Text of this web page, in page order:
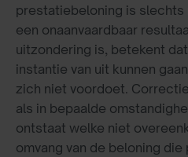
prestatiebeloning is slechts
een onaanvaardbaar
uitzondering is, betekent
instantie van uit kunnen
zich niet voordoet.
als in bepaalde
ontstaat welke niet
omvang van de beloning